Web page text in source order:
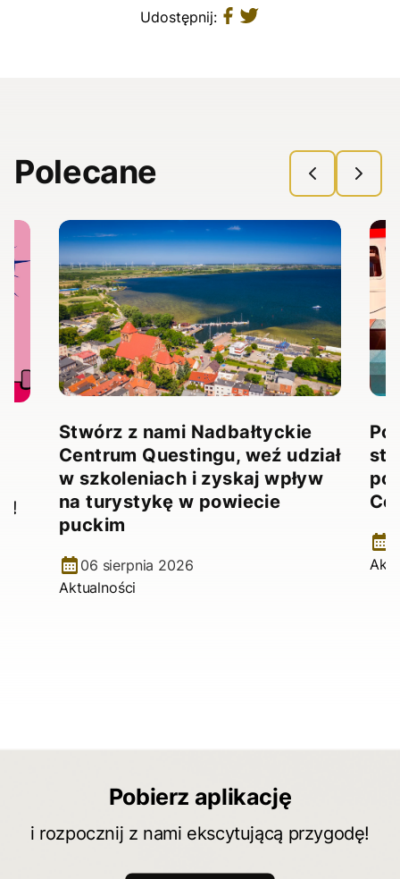
Udostępnij:
Polecane
Stwórz z nami Nadbałtyckie
Centrum Questingu, weź udział
w szkoleniach i zyskaj wpływ
na turystykę w powiecie
puckim
06 sierpnia 2026
Aktualności
Pobierz aplikację
i rozpocznij z nami ekscytującą przygodę!